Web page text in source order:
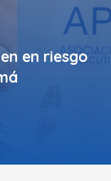
en riesgo